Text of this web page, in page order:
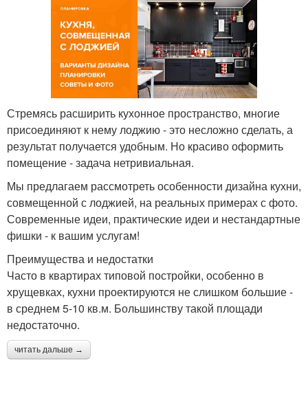
Стремясь расширить кухонное пространство, многие
присоединяют к нему лоджию - это несложно сделать, а
результат получается удобным. Но красиво оформить
помещение - задача нетривиальная.
Мы предлагаем рассмотреть особенности дизайна кухни,
совмещенной с лоджией, на реальных примерах с фото.
Современные идеи, практические идеи и нестандартные
фишки - к вашим услугам!
Преимущества и недостатки
Часто в квартирах типовой постройки, особенно в
хрущевках, кухни проектируются не слишком большие -
в среднем 5-10 кв.м. Большинству такой площади
недостаточно.
читать дальше →